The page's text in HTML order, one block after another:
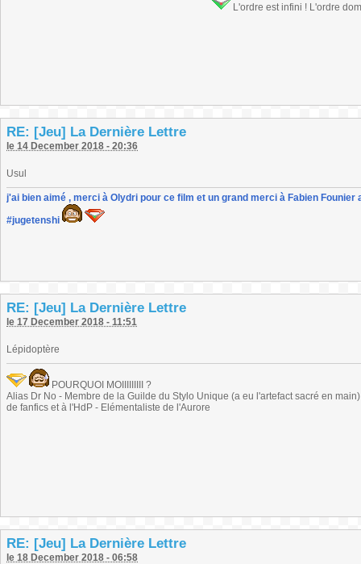
L'ordre est infini ! L'ordre
RE: [Jeu] La Dernière Lettre
le 14 December 2018 - 20:36
Usul
j'ai bien aimé , merci à Olydri pour ce film et un grand merci à Fabien
#jugetenshi
RE: [Jeu] La Dernière Lettre
le 17 December 2018 - 11:51
Lépidoptère
POURQUOI MOIIIIIIIII ?
Alias Dr No - Membre de la Guilde du Stylo Unique (a eu l'artefact sacré en
de fanfics et à l'HdP - Elémentaliste de l'Aurore
RE: [Jeu] La Dernière Lettre
le 18 December 2018 - 06:58